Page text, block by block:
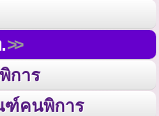
การ
ฑ์คนพิการ